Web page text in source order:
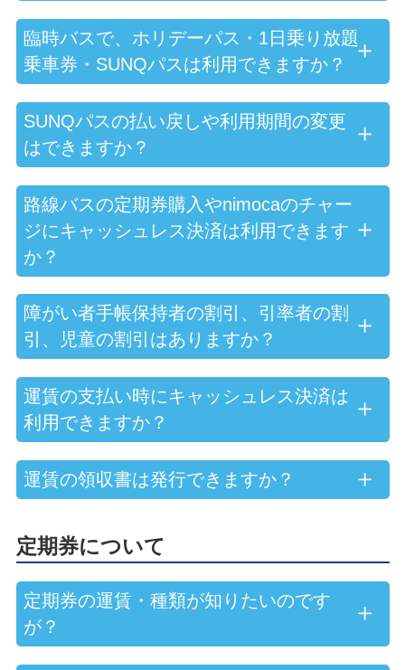
臨時バスで、ホリデーパス・1日乗り放題
乗車券・SUNQパスは利用できますか？
SUNQパスの払い戻しや利用期間の変更
はできますか？
路線バスの定期券購入やnimocaのチャー
ジにキャッシュレス決済は利用できます
か？
障がい者手帳保持者の割引、引率者の割
引、児童の割引はありますか？
運賃の支払い時にキャッシュレス決済は
利用できますか？
運賃の領収書は発行できますか？
定期券について
定期券の運賃・種類が知りたいのです
が？